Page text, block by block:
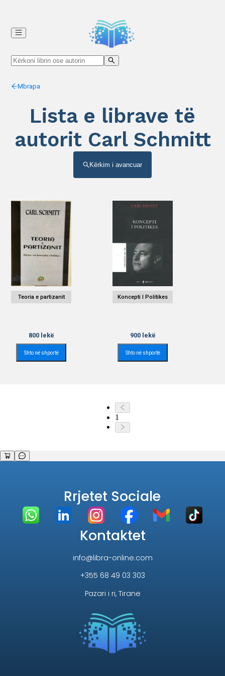
Mbrapa
Lista e librave të
autorit Carl Schmitt
Kërkim i avancuar
Teoria e partizanit
800lekë
Shto në shportë
Koncepti I Politikes
900lekë
Shto në shportë
1
Rrjetet Sociale
Kontaktet
info@libra-online.com
+355 68 49 03 303
Pazari i ri, Tirane